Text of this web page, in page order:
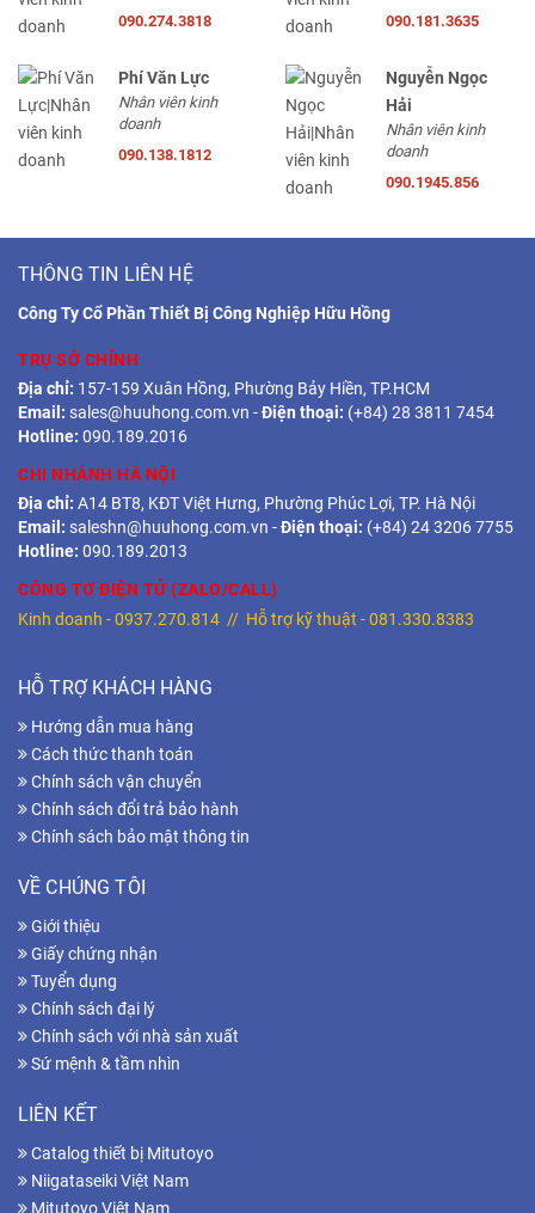
090.274.3818
090.181.3635
Phí Văn Lực
Nhân viên kinh
doanh
090.138.1812
Nguyễn Ngọc
Hải
Nhân viên kinh
doanh
090.1945.856
THÔNG TIN LIÊN HỆ
Công Ty Cổ Phần Thiết Bị Công Nghiệp Hữu Hồng
TRỤ SỞ CHÍNH
Địa chỉ: 157-159 Xuân Hồng, Phường Bảy Hiền, TP.HCM
Email: sales@huuhong.com.vn -Điện thoại: (+84) 28 3811 7454
Hotline: 090.189.2016
CHI NHÁNH HÀ NỘI
Địa chỉ: A14 BT8, KĐT Việt Hưng, Phường Phúc Lợi, TP. Hà Nội
Email: saleshn@huuhong.com.vn -Điện thoại: (+84) 24 3206 7755
Hotline: 090.189.2013
CÔNG TƠ ĐIỆN TỬ (ZALO/CALL)
Kinh doanh -0937.270.814 // Hỗ trợ kỹ thuật -081.330.8383
HỖ TRỢ KHÁCH HÀNG
Hướng dẫn mua hàng
Cách thức thanh toán
Chính sách vận chuyển
Chính sách đổi trả bảo hành
Chính sách bảo mật thông tin
VỀ CHÚNG TÔI
Giới thiệu
Giấy chứng nhận
Tuyển dụng
Chính sách đại lý
Chính sách với nhà sản xuất
Sứ mệnh & tầm nhìn
LIÊN KẾT
Catalog thiết bị Mitutoyo
Niigataseiki Việt Nam
Mitutoyo Việt Nam